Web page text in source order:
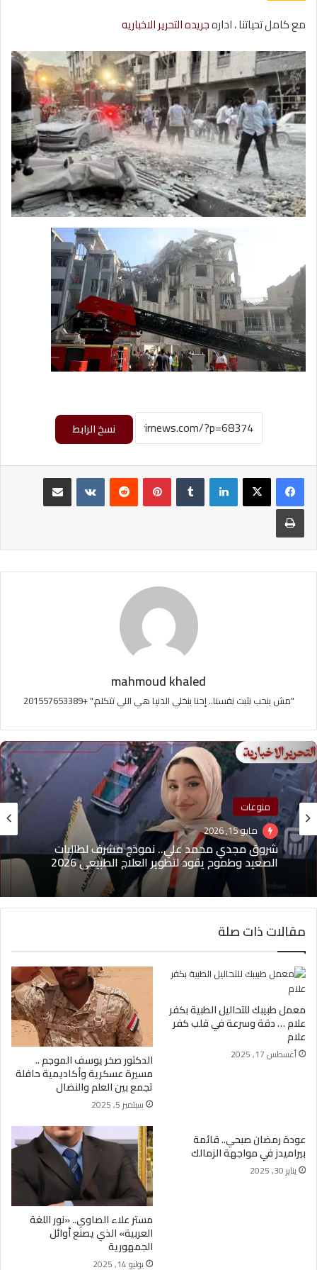
مع كامل تحياتنا ، ادارهجريده التحرير الاخباريه
نسخ الرابط
لينكدإن بينتيريست
مشاركة عبر البريد
طباعة
mahmoud khaled
"مش بنحب نثبت نفسنا.. إحنا بنخلي الدنيا هي اللي تتكلم." +201557653389
منوعات
مايو 15, 2026
شروق مجدي محمد علي.. نموذج مشرف لطالبات
الصعيد وطموح يقود لتطوير العلاج الطبيعي 2026
منوعات
مايو 1, 2026
(بدون عنوان)
مقالات ذات صلة
معمل طبيبك للتحاليل الطبية بكفر
علام … دقة وسرعة في قلب كفر
علام
أغسطس 17, 2025 الدكتور صخر يوسف الموجم ..
مسيرة عسكرية وأكاديمية حافلة
تجمع بين العلم والنضال
سبتمبر 5, 2025
عودة رمضان صبحي.. قائمة
بيراميدز في مواجهة الزمالك
يناير 30, 2025
مستر علاء الصاوي.. «نور اللغة
العربية» الذي يصنع أوائل
الجمهورية
يوليو 14, 2025